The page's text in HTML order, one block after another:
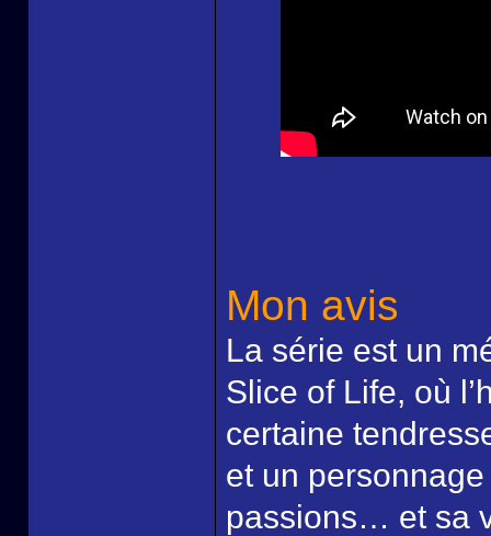
Mon avis
La série est un
Slice of Life, où
certaine
et un
passions… et sa